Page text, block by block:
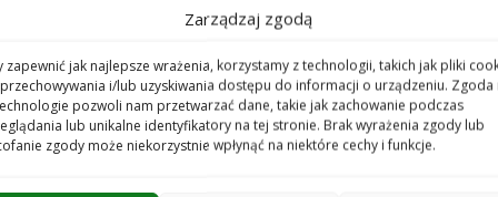
Zarządzaj zgodą
zapewnić jak najlepsze wrażenia, korzystamy z technologii, takich jak pliki
i/lub uzyskiwania dostępu do informacji o urządzeniu. Zgoda
pozwoli nam przetwarzać dane, takie jak zachowanie podczas
lub unikalne identyfikatory na tej stronie. Brak wyrażenia zgody lub
zgody może niekorzystnie wpłynąć na niektóre cechy i funkcje.
o wartości 500 zł do tego samego sklepu, a za trzecie
Jak zgłosić się do gry?
regulamin gry, wypełnij formularz, załączniki i
Zgłoszenie powinno zawierać dane
i nazwiska uczestników, jeden numer telefonu
11.06.2026r. do 26.06.2026r. do godz. 12:00 lub do